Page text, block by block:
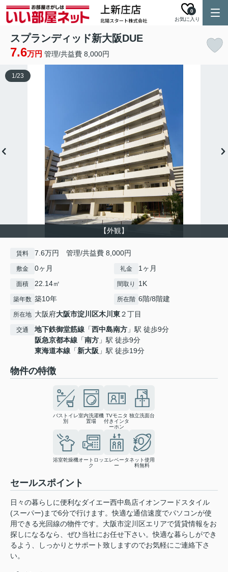
お気に入り
0
スプランディッド新大阪DUE
7.6万円 管理/共益費 8,000円
【外観】
1/23
賃料 7.6万円 管理/共益費 8,000円
敷金 0ヶ月 礼金 1ヶ月
面積 22.14㎡ 間取り 1K
築年数 築10年 所在階 6階/8階建
所在地 大阪府大阪市淀川区木川東２丁目
交通 地下鉄御堂筋線 「西中島南方 」駅 徒歩9分
阪急京都本線 「南方 」駅 徒歩9分
東海道本線 「新大阪 」駅 徒歩19分
物件の特徴
バストイレ
別
室内洗濯機
置場
TVモニタ
付きインタ
ーホン
独立洗面台
浴室乾燥機オートロッ
ク
エレベータ
ー
ネット使用
料無料
セールスポイント
日々の暮らしに便利なダイエー西中島店イオンフードスタイル
(スーパー)まで6分で行けます。快適な通信速度でパソコンが使
用できる光回線の物件です。大阪市淀川区エリアで賃貸情報をお
探しになるなら、ぜひ当社にお任せ下さい。快適な暮らしができ
るよう、しっかりとサポート致しますのでお気軽にご連絡下さ
い。